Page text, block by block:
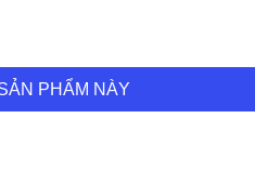
PHẨM NÀY